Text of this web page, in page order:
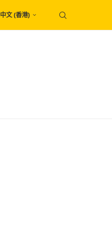
中文 (香港)